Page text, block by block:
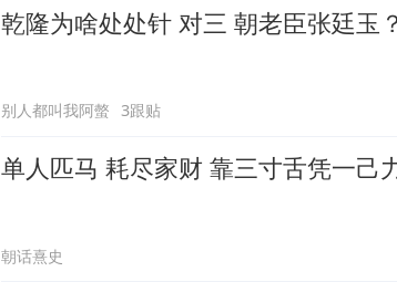
乾隆为啥处处针 对三 朝老臣张廷玉？
别人都叫我阿螫 3跟贴
单人匹马 耗尽家财 靠三寸舌凭一己
朝话熹史